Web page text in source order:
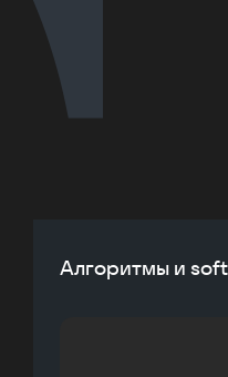
Алгоритмы и